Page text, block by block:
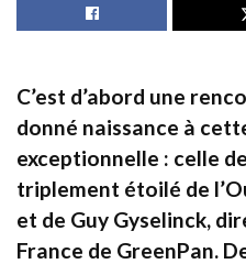
C’est d’abord une
donné naissance à
exceptionnelle : celle
triplement étoilé de
et de Guy Gyselinck,
France de GreenPan.